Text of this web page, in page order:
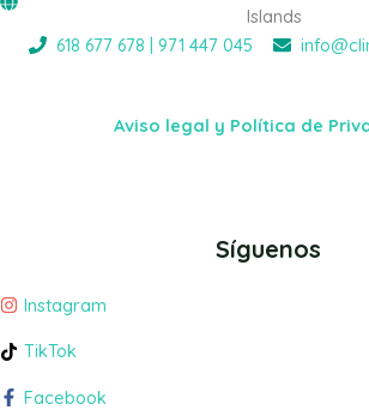
Islands
618 677 678 | 971 447 045
Aviso legal y Política de
Síguenos
Instagram
TikTok
Facebook